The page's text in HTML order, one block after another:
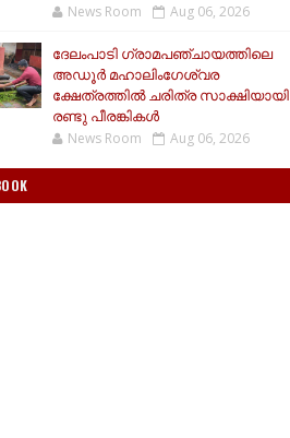
News Room Aug 06, 2026
ദേലംപാടി ഗ്രാമപഞ്ചായത്തിലെ
അഡൂർ മഹാലിംഗേശ്വര
ക്ഷേത്രത്തിൽ ചരിത്ര സാക്ഷിയായി
രണ്ടു പീരങ്കികൾ
News Room Aug 06, 2026